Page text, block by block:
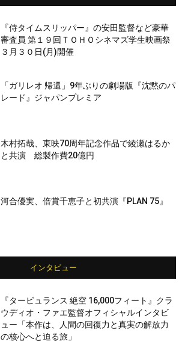
『侍タイムスリッパー』の安田監督など豪華
審査員 第１９回ＴＯＨＯシネマズ学生映画祭
３月３０日(月)開催
「ガリレオ 帰還」9年ぶりの劇場版『沈黙のパ
レード』ジャパンプレミア
木村拓哉、東映70周年記念作品で綾瀬はるか
と共演 総製作費20億円
河合優実、倍賞千恵子と初共演『PLAN 75』
インタビュー
『タービュランス 絶空 16,000フィート』クラ
ウディオ・ファエ監督オフィシャルインタビ
ュー「本作は、人間の回復力と真実の解放力
の核心へと迫る旅」